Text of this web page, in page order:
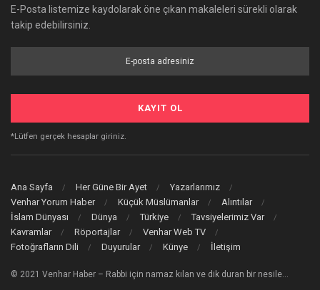
E-Posta listemize kaydolarak öne çıkan makaleleri sürekli olarak
takip edebilirsiniz.
*Lütfen gerçek hesaplar giriniz.
Ana Sayfa Her Güne Bir Ayet
Yazarlarımız
Venhar Yorum Haber
Küçük Müslümanlar
Alıntılar
İslam Dünyası
Dünya Türkiye
Tavsiyelerimiz Var
Kavramlar
Röportajlar
Venhar Web TV
Fotoğrafların Dili
Duyurular Künye İletişim
© 2021 Venhar Haber – Rabbi için namaz kılan ve dik duran bir nesile…